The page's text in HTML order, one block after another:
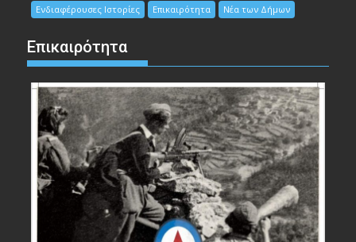
Ενδιαφέρουσες Ιστορίες Επικαιρότητα Νέα των Δήμων
Επικαιρότητα